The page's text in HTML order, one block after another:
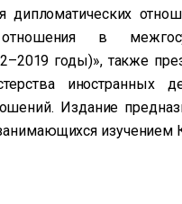
дипломатических
отношения в
годы)», также
иностранных
Издание
изучением